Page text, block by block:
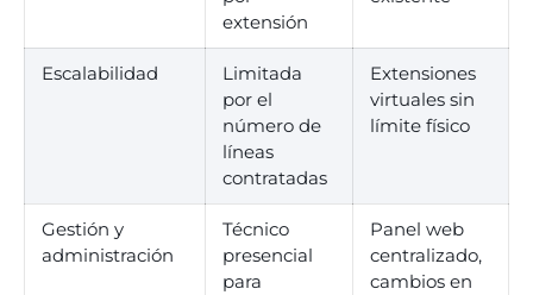
extensión
Escalabilidad
Limitada
por el
número de
líneas
contratadas
Extensiones
virtuales sin
límite físico
Gestión y
administración
Técnico
presencial
para
Panel web
centralizado,
cambios en